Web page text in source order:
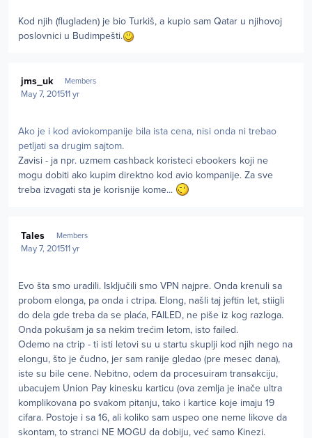
Kod njih (flugladen) je bio Turkiš, a kupio sam Qatar u njihovoj
poslovnici u Budimpešti.
jms_uk Members
May 7, 201511 yr
Ako je i kod aviokompanije bila ista cena, nisi onda ni trebao
petljati sa drugim sajtom.
Zavisi - ja npr. uzmem cashback koristeci ebookers koji ne
mogu dobiti ako kupim direktno kod avio kompanije. Za sve
treba izvagati sta je korisnije kome...
Tales Members
May 7, 201511 yr
Evo šta smo uradili. Isključili smo VPN najpre. Onda krenuli sa
probom elonga, pa onda i ctripa. Elong, našli taj jeftin let, stiigli
do dela gde treba da se plaća, FAILED, ne piše iz kog razloga.
Onda pokušam ja sa nekim trećim letom, isto failed.
Odemo na ctrip - ti isti letovi su u startu skuplji kod njih nego na
elongu, što je čudno, jer sam ranije gledao (pre mesec dana),
iste su bile cene. Nebitno, odem da procesuiram transakciju,
ubacujem Union Pay kinesku karticu (ova zemlja je inače ultra
komplikovana po svakom pitanju, tako i kartice koje imaju 19
cifara. Postoje i sa 16, ali koliko sam uspeo one neme likove da
skontam, to stranci NE MOGU da dobiju, već samo Kinezi.